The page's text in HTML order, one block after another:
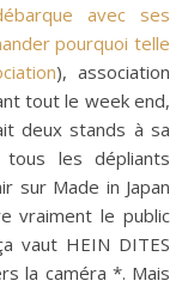
avec ses
pourquoi telle
), association
tout le week end,
deux stands à sa
les dépliants
sur Made in Japan
vraiment le public
vaut HEIN DITES
la caméra *. Mais